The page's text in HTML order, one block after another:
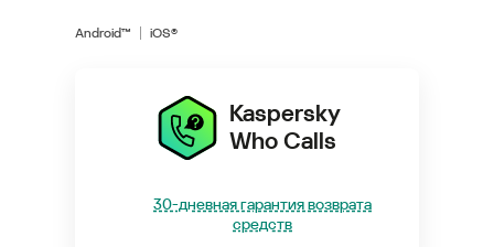
Android™ iOS®
Kaspersky
Who Calls
30-дневная гарантия возврата
средств